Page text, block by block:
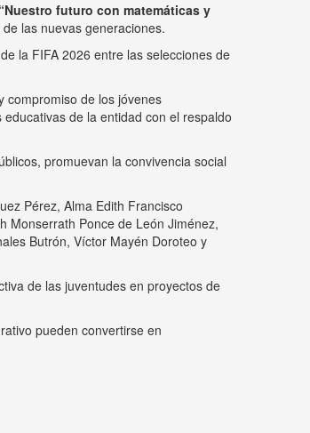
“Nuestro futuro con matemáticas y
las nuevas generaciones.
la FIFA 2026 entre las selecciones de
compromiso de los jóvenes
de la entidad con el respaldo
promuevan la convivencia social
Pérez, Alma Edith Francisco
Monserrath Ponce de León Jiménez,
Butrón, Víctor Mayén Doroteo y
de las juventudes en proyectos de
pueden convertirse en